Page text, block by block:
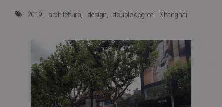
2019 architettura design double degree Shanghai